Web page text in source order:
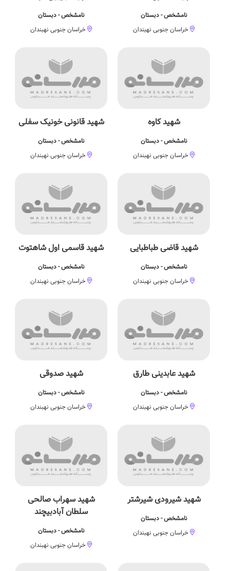
نامشخص - دبستان
خراسان جنوبی نهبندان
نامشخص - دبستان
خراسان جنوبی نهبندان
شهید کاوه
نامشخص - دبستان
خراسان جنوبی نهبندان
شهید قانونی خونیک سفلی
نامشخص - دبستان
خراسان جنوبی نهبندان
شهید قاضی طباطبایی
نامشخص - دبستان
خراسان جنوبی نهبندان
شهید قاسمی اول شاهتوت
نامشخص - دبستان
خراسان جنوبی نهبندان
شهید عابدینی طارق
نامشخص - دبستان
خراسان جنوبی نهبندان
شهید صدوقی
نامشخص - دبستان
خراسان جنوبی نهبندان
شهید شیرودی شیرشتر
نامشخص - دبستان
خراسان جنوبی نهبندان
شهید سهراب صالحی
سلطان آبادبیچند
نامشخص - دبستان
خراسان جنوبی نهبندان